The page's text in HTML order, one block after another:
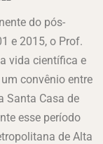
do pós-
e 2015, o Prof.
vida científica e
convênio entre
Santa Casa de
esse período
de Alta